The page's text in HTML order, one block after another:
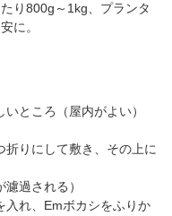
り800g～1kg、プランタ
に。
ところ（屋内がよい）
りにして敷き、その上に
濾過される）
入れ、Emボカシをふりか